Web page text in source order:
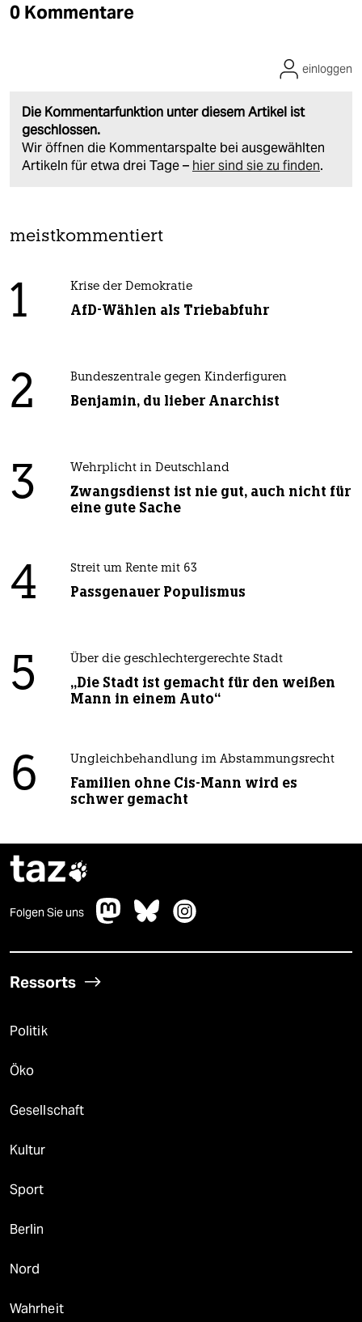
0 Kommentare
Die Kommentarfunktion unter diesem Artikel ist
geschlossen.
Wir öffnen die Kommentarspalte bei ausgewählten
Artikeln für etwa drei Tage – hier sind sie zu finden.
einloggen
meistkommentiert
1 Krise der Demokratie
AfD-Wählen als Triebabfuhr
2 Bundeszentrale gegen Kinderfiguren
Benjamin, du lieber Anarchist
3 Wehrplicht in Deutschland
Zwangsdienst ist nie gut, auch nicht für
eine gute Sache
4 Streit um Rente mit 63
Passgenauer Populismus
5 Über die geschlechtergerechte Stadt
„Die Stadt ist gemacht für den weißen
Mann in einem Auto“
6 Ungleichbehandlung im Abstammungsrecht
Familien ohne Cis-Mann wird es
schwer gemacht
taz
Folgen Sie uns
Ressorts
Politik
Öko
Gesellschaft
Kultur
Sport
Berlin
Nord
Wahrheit